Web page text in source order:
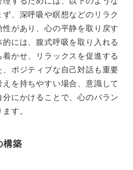
、深呼吸や瞑想などのリラク
があり、心の平静を取り戻す
には、腹式呼吸を取り入れる
かせ、リラックスを促進する
ポジティブな自己対話も重要
を持ちやすい場合、意識して
にかけることで、心のバラン
す。
構築